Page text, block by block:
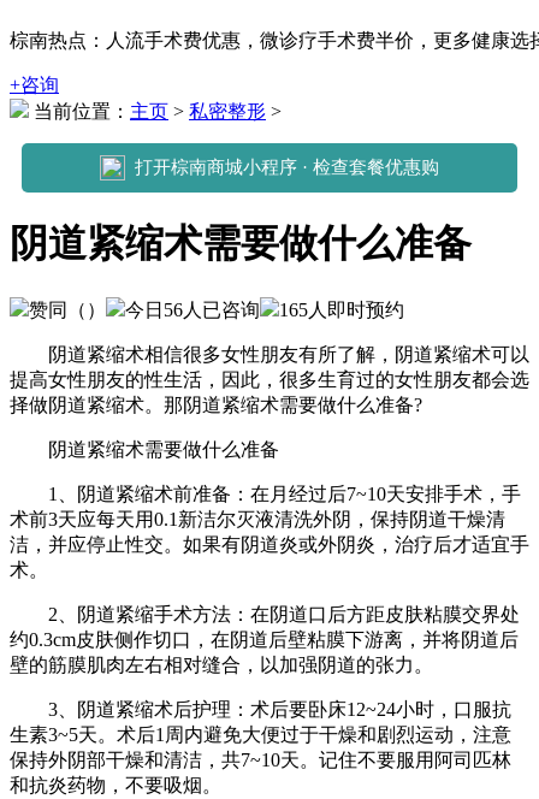
棕南热点：人流手术费优惠，微诊疗手术费半价，更多健康选
+咨询
当前位置： 主页 > 私密整形 >
打开棕南商城小程序 · 检查套餐优惠购
阴道紧缩术需要做什么准备
赞同（ ） 今日 56人已咨询 165人即时预约
阴道紧缩术相信很多女性朋友有所了解，阴道紧缩术可以
提高女性朋友的性生活，因此，很多生育过的女性朋友都会选
择做阴道紧缩术。那阴道紧缩术需要做什么准备?
阴道紧缩术需要做什么准备
1、阴道紧缩术前准备：在月经过后7~10天安排手术，手
术前3天应每天用0.1新洁尔灭液清洗外阴，保持阴道干燥清
洁，并应停止性交。如果有阴道炎或外阴炎，治疗后才适宜手
术。
2、阴道紧缩手术方法：在阴道口后方距皮肤粘膜交界处
约0.3cm皮肤侧作切口，在阴道后壁粘膜下游离，并将阴道后
壁的筋膜肌肉左右相对缝合，以加强阴道的张力。
3、阴道紧缩术后护理：术后要卧床12~24小时，口服抗
生素3~5天。术后1周内避免大便过于干燥和剧烈运动，注意
保持外阴部干燥和清洁，共7~10天。记住不要服用阿司匹林
和抗炎药物，不要吸烟。